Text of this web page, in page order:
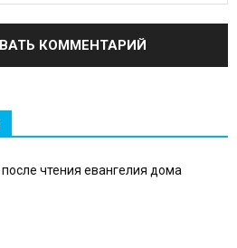
чтения евангелия дома